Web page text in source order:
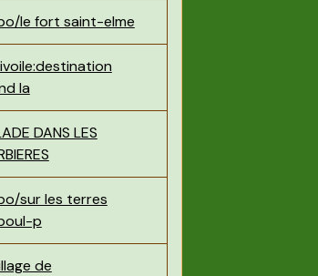
le fort saint-elme
la
DANS LES
sur les terres
p
de